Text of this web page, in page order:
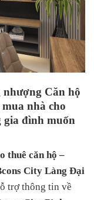
nhượng Căn hộ
nhà cho
gia đình muốn
thuê căn hộ –
City Làng Đại
trợ thông tin về